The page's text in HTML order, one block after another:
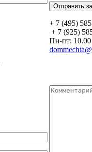
+ 7 (495)
+ 7 (925)
Пн-пт: 10.00